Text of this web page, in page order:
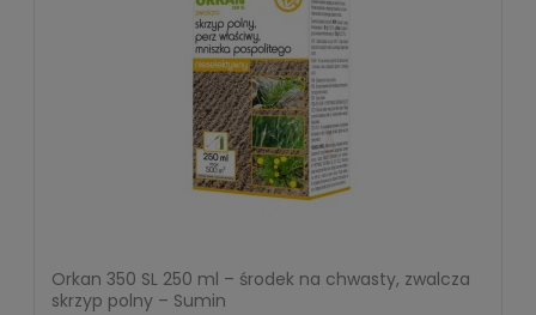
Orkan 350 SL 250 ml – środek na chwasty, zwalcza
skrzyp polny – Sumin